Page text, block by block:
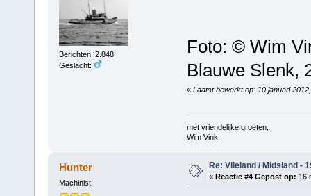
Berichten: 2.848
Geslacht:
Foto: © Wim
Blauwe Slenk,
« Laatst bewerkt op: 10 januari
met vriendelijke groeten,
Wim Vink
Hunter
Machinist
Re: Vlieland / Midsland -
« Reactie #4 Gepost op: 16